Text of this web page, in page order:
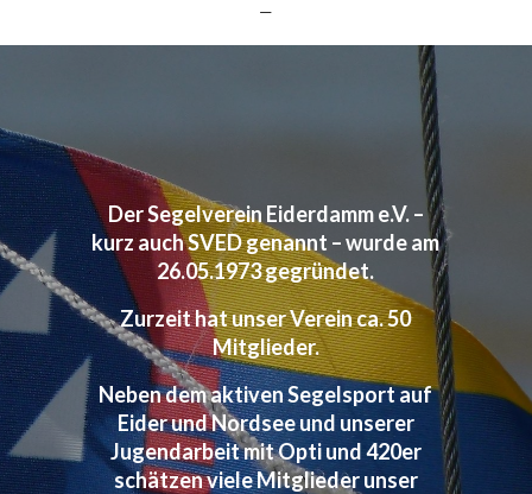
—
Der Segelverein Eiderdamm e.V. –
kurz auch SVED genannt – wurde am
26.05.1973 gegründet.
Zurzeit hat unser Verein ca. 50
Mitglieder.
Neben dem aktiven Segelsport auf
Eider und Nordsee und unserer
Jugendarbeit mit Opti und 420er
schätzen viele Mitglieder unser